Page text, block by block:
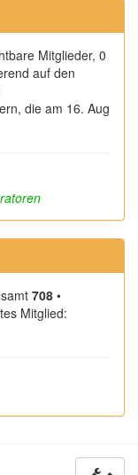
Mitglieder, 0
auf den
die am 16. Aug
708 •
Mitglied: